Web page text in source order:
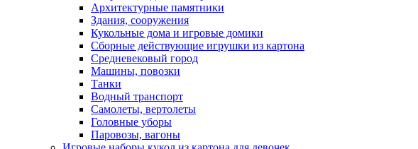
Архитектурные памятники
Здания, сооружения
Кукольные дома и игровые домики
Сборные действующие игрушки из картона
Средневековый город
Машины, повозки
Танки
Водный транспорт
Самолеты, вертолеты
Головные уборы
Паровозы, вагоны